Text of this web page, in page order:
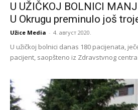
U UŽIČKOJ BOLNICI
U Okrugu preminulo još
Užice Media - 4. август 2020.
U užičkoj bolnici danas 180 pacijenata,
pacijent, saopšteno iz Zdravstvnog centra